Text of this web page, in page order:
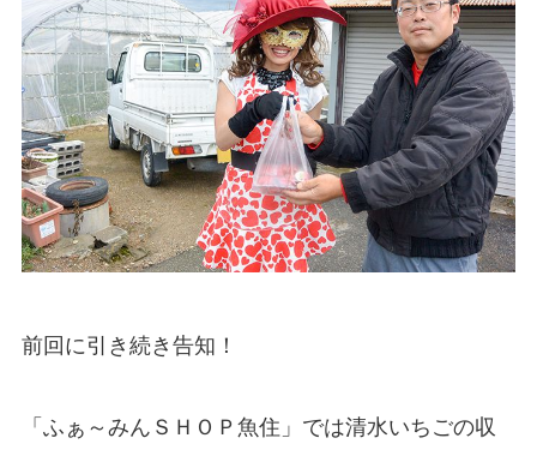
前回に引き続き告知！
「ふぁ～みんＳＨＯＰ魚住」では清水いちごの収